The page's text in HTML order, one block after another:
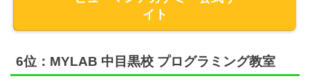
イト
6位：MYLAB 中目黒校 プログラミング教室